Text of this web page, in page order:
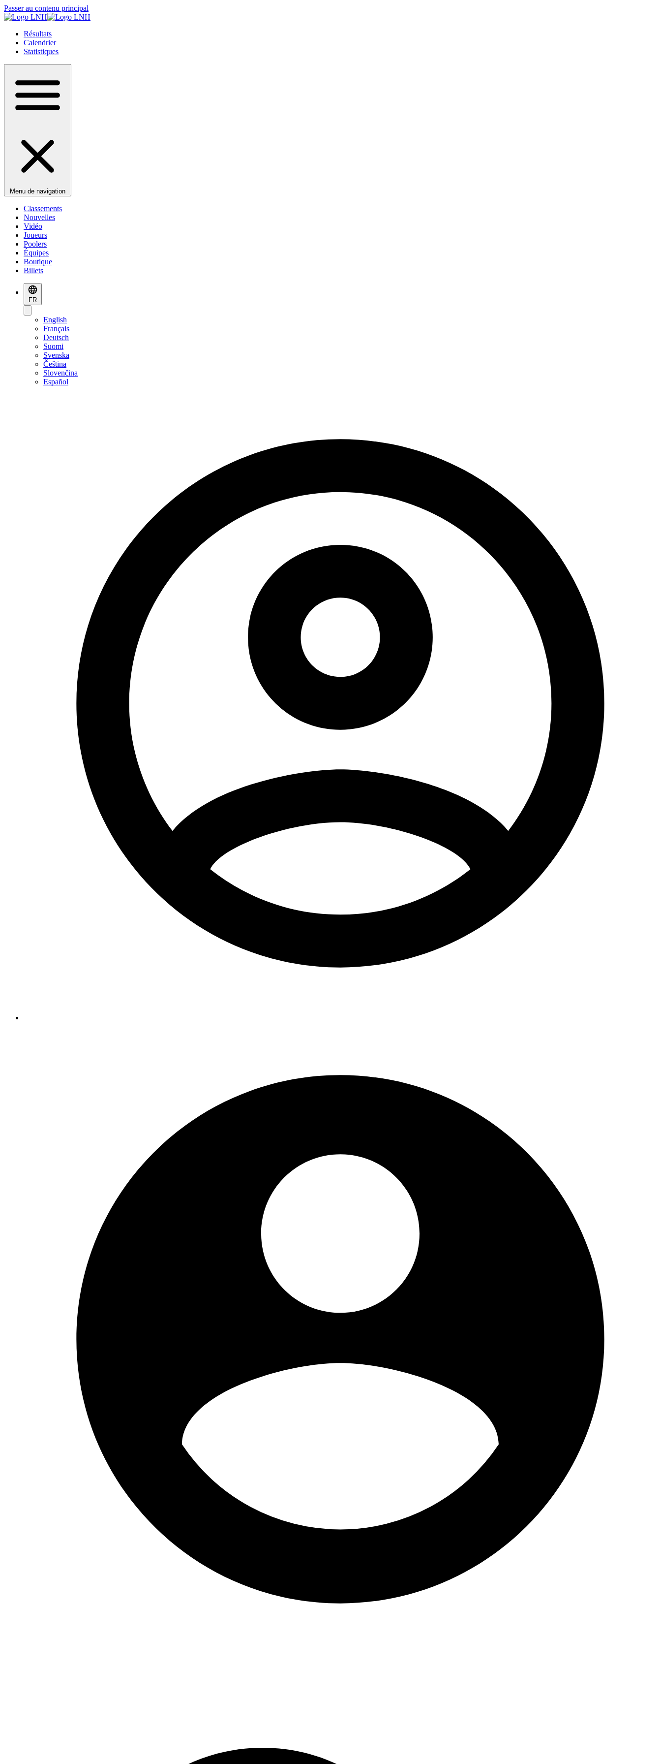
Passer au contenu principal
Résultats
Calendrier
Statistiques
Menu de navigation
Classements
Nouvelles
Vidéo
Joueurs
Poolers
Équipes
Boutique
Billets
FR
English
Français
Deutsch
Suomi
Svenska
Čeština
Slovenčina
Español